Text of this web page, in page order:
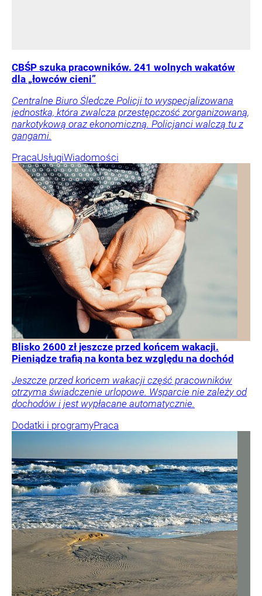
CBŚP szuka pracowników. 241 wolnych wakatów
dla „łowców cieni”
Centralne Biuro Śledcze Policji to wyspecjalizowana
jednostka, która zwalcza przestępczość zorganizowaną,
narkotykową oraz ekonomiczną. Policjanci walczą tu z
gangami.
PracaUsługiWiadomości
Blisko 2600 zł jeszcze przed końcem wakacji.
Pieniądze trafią na konta bez względu na dochód
Jeszcze przed końcem wakacji część pracowników
otrzyma świadczenie urlopowe. Wsparcie nie zależy od
dochodów i jest wypłacane automatycznie.
Dodatki i programyPraca